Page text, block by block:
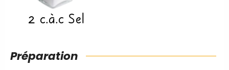
2 c.à.c Sel
Préparation